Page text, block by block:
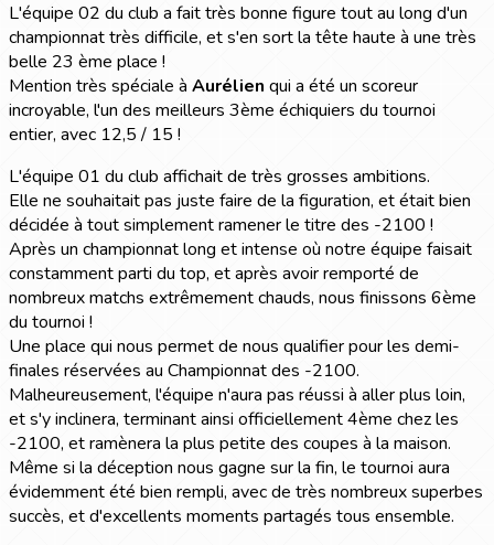
L'équipe 02 du club a fait très bonne figure tout au long d'un
championnat très difficile, et s'en sort la tête haute à une très
belle 23 ème place !
Mention très spéciale à Aurélien qui a été un scoreur
incroyable, l'un des meilleurs 3ème échiquiers du tournoi
entier, avec 12,5 / 15 !
L'équipe 01 du club affichait de très grosses ambitions.
Elle ne souhaitait pas juste faire de la figuration, et était bien
décidée à tout simplement ramener le titre des -2100 !
Après un championnat long et intense où notre équipe faisait
constamment parti du top, et après avoir remporté de
nombreux matchs extrêmement chauds, nous finissons 6ème
du tournoi !
Une place qui nous permet de nous qualifier pour les demi-
finales réservées au Championnat des -2100.
Malheureusement, l'équipe n'aura pas réussi à aller plus loin,
et s'y inclinera, terminant ainsi officiellement 4ème chez les
-2100, et ramènera la plus petite des coupes à la maison.
Même si la déception nous gagne sur la fin, le tournoi aura
évidemment été bien rempli, avec de très nombreux superbes
succès, et d'excellents moments partagés tous ensemble.